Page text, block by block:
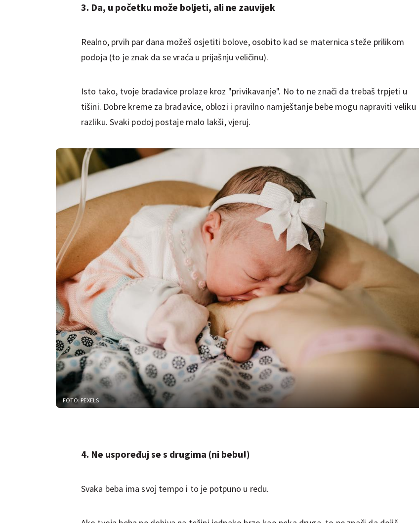
3. Da, u početku može boljeti, ali ne zauvijek
Realno, prvih par dana možeš osjetiti bolove, osobito kad se maternica steže prilikom
podoja (to je znak da se vraća u prijašnju veličinu).
Isto tako, tvoje bradavice prolaze kroz "privikavanje". No to ne znači da trebaš trpjeti u
tišini. Dobre kreme za bradavice, oblozi i pravilno namještanje bebe mogu napraviti veliku
razliku. Svaki podoj postaje malo lakši, vjeruj.
FOTO: PEXELS
4. Ne uspoređuj se s drugima (ni bebu!)
Svaka beba ima svoj tempo i to je potpuno u redu.